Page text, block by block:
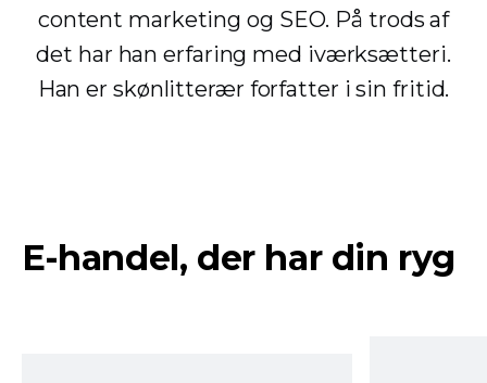
content marketing og SEO. På trods af
det har han erfaring med iværksætteri.
Han er skønlitterær forfatter i sin fritid.
E-handel, der har din ryg